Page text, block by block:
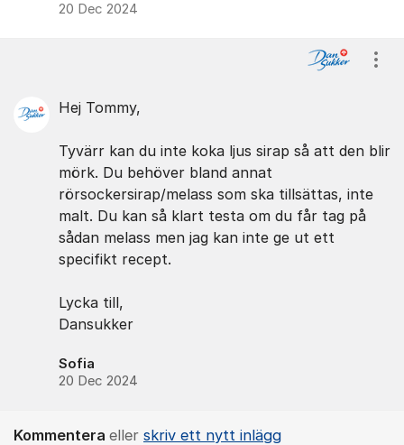
20 Dec 2024
Hej Tommy,
Tyvärr kan du inte koka ljus sirap så att den blir
mörk. Du behöver bland annat
rörsockersirap/melass som ska tillsättas, inte
malt. Du kan så klart testa om du får tag på
sådan melass men jag kan inte ge ut ett
specifikt recept.
Lycka till,
Dansukker
Sofia
20 Dec 2024
Kommentera eller skriv ett nytt inlägg